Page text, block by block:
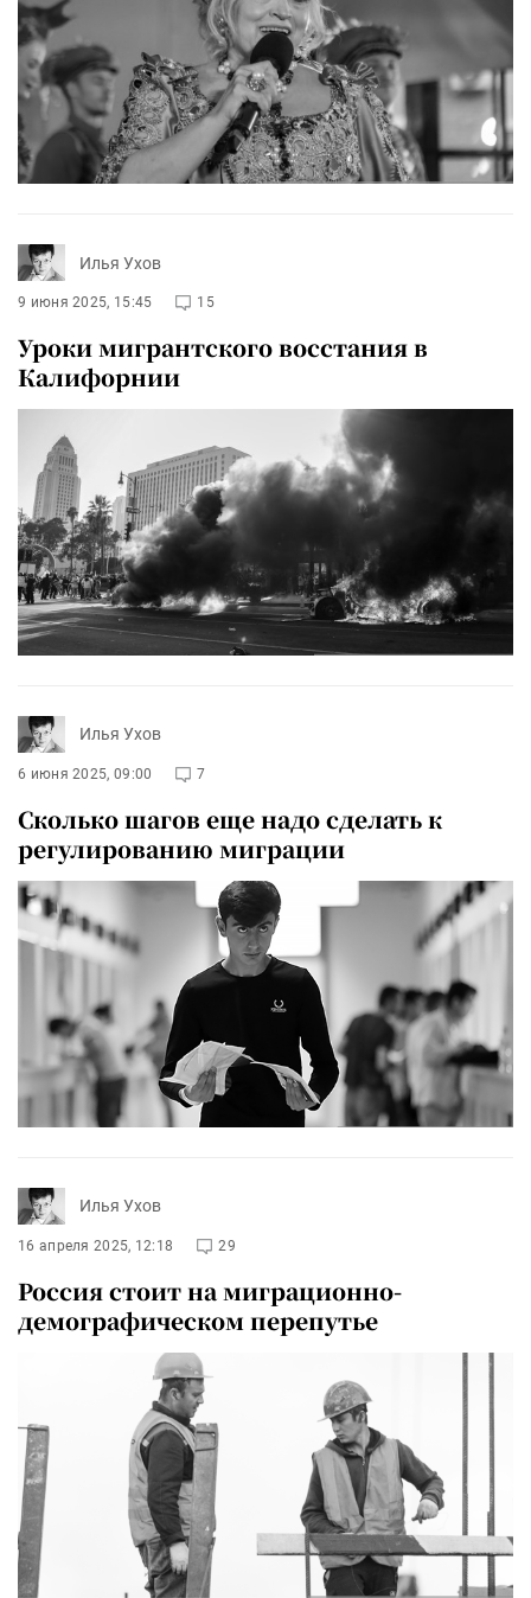
Илья Ухов
9 июня 2025, 15:45 15
Уроки мигрантского восстания в
Калифорнии
Илья Ухов
6 июня 2025, 09:00 7
Сколько шагов еще надо сделать к
регулированию миграции
Илья Ухов
16 апреля 2025, 12:18 29
Россия стоит на миграционно-
демографическом перепутье